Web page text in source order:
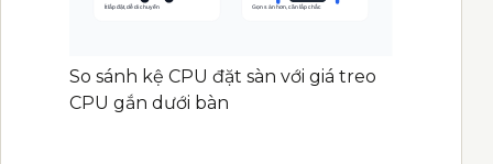
So sánh kệ CPU đặt sàn với giá treo
CPU gắn dưới bàn